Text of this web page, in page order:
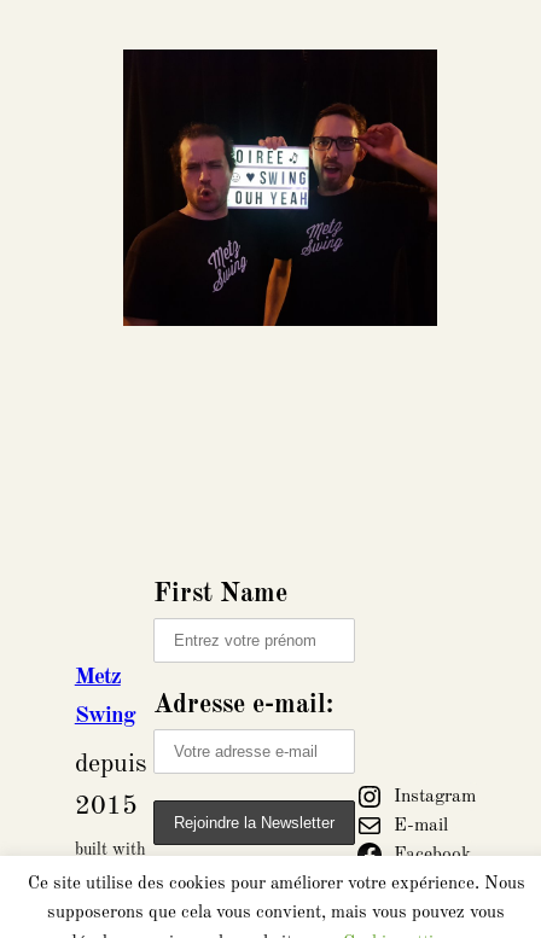
Metz
Swing
depuis
2015
built with
Wordpress
First Name
Adresse e-mail:
Instagram
E-mail
Facebook
Ce site utilise des cookies pour améliorer votre expérience. Nous
supposerons que cela vous convient, mais vous pouvez vous